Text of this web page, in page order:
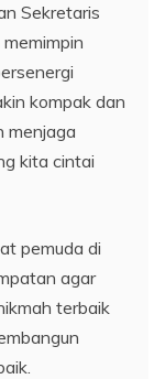
Sekretaris
kompak dan
menjaga
kita cintai
pemuda di
agar
terbaik